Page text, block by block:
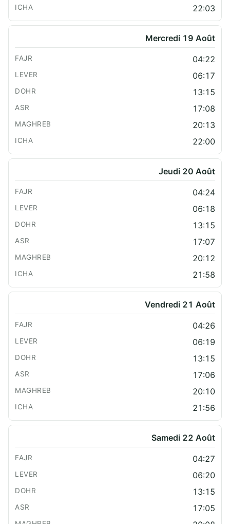
22:03
Mercredi 19 Août
04:22
06:17
13:15
17:08
20:13
22:00
Jeudi 20 Août
04:24
06:18
13:15
17:07
20:12
21:58
Vendredi 21 Août
04:26
06:19
13:15
17:06
20:10
21:56
Samedi 22 Août
04:27
06:20
13:15
17:05